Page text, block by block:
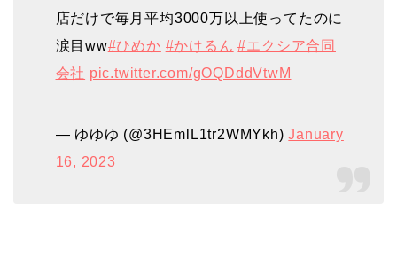
店だけで毎月平均3000万以上使ってたのに
涙目ww#ひめか #かけるん #エクシア合同
会社 pic.twitter.com/gOQDddVtwM
— ゆゆゆ (@3HEmlL1tr2WMYkh)January
16, 2023